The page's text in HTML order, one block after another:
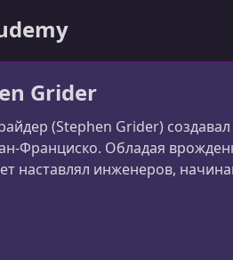
Grider
(Stephen Grider)
Франциско. Обладая
наставлял инженеров,
этот опыт на Udemy,
полученными